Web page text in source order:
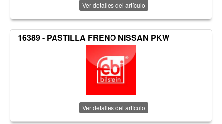
Ver detalles del artículo
16389 - PASTILLA FRENO NISSAN PKW
Ver detalles del artículo